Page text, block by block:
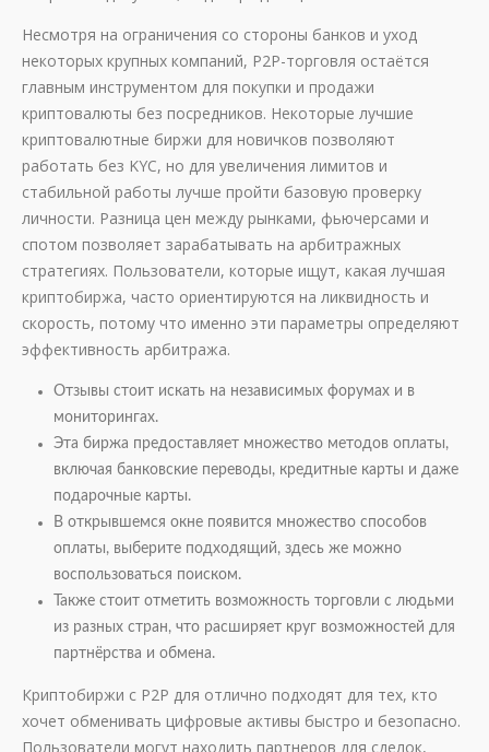
Несмотря на ограничения со стороны банков и уход
некоторых крупных компаний, P2P-торговля остаётся
главным инструментом для покупки и продажи
криптовалюты без посредников. Некоторые лучшие
криптовалютные биржи для новичков позволяют
работать без KYC, но для увеличения лимитов и
стабильной работы лучше пройти базовую проверку
личности. Разница цен между рынками, фьючерсами и
спотом позволяет зарабатывать на арбитражных
стратегиях. Пользователи, которые ищут, какая лучшая
криптобиржа, часто ориентируются на ликвидность и
скорость, потому что именно эти параметры определяют
эффективность арбитража.
Отзывы стоит искать на независимых форумах и в
мониторингах.
Эта биржа предоставляет множество методов оплаты,
включая банковские переводы, кредитные карты и даже
подарочные карты.
В открывшемся окне появится множество способов
оплаты, выберите подходящий, здесь же можно
воспользоваться поиском.
Также стоит отметить возможность торговли с людьми
из разных стран, что расширяет круг возможностей для
партнёрства и обмена.
Криптобиржи с P2P для отлично подходят для тех, кто
хочет обменивать цифровые активы быстро и безопасно.
Пользователи могут находить партнеров для сделок,